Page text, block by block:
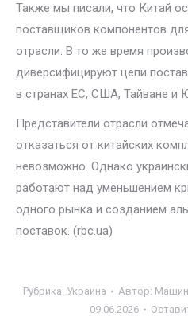
Также мы писали, что Китай
поставщиков компонентов
отрасли. В то же время
диверсифицируют цепи
в странах ЕС, США, Тайване и
Представители отрасли
отказаться от китайских
невозможно. Однако
работают над уменьшением
одного рынка и созданием
поставок. (rbc.ua)
Рубрика: Украина Автор:
09.06.2026